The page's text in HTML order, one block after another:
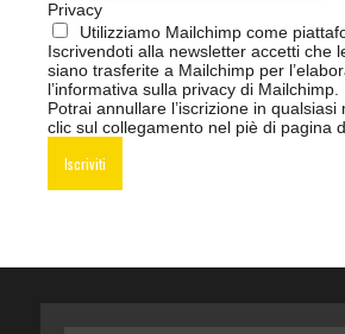
Privacy
Utilizziamo Mailchimp come
Iscrivendoti alla newsletter accetti che
siano trasferite a Mailchimp per
l’informativa sulla privacy di Mailchimp
Potrai annullare l’iscrizione in
clic sul collegamento nel piè di pagina